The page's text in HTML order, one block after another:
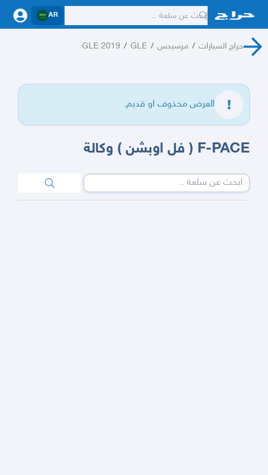
AR
حراج السيارات / مرسيدس /
GLE
/
GLE 2019
العرض محذوف او قديم.
F-PACE ( فل اوبشن ) وكالة